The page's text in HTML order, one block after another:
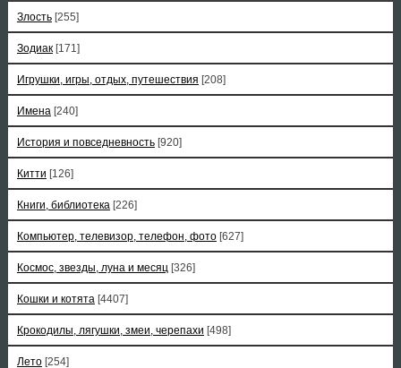
Злость [255]
Зодиак [171]
Игрушки, игры, отдых, путешествия [208]
Имена [240]
История и повседневность [920]
Китти [126]
Книги, библиотека [226]
Компьютер, телевизор, телефон, фото [627]
Космос, звезды, луна и месяц [326]
Кошки и котята [4407]
Крокодилы, лягушки, змеи, черепахи [498]
Лето [254]